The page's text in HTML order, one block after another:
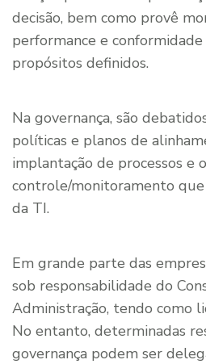
decisão, bem como provê
performance e conformidade
propósitos definidos.
Na governança, são
políticas e planos de
implantação de processos e
controle/monitoramento
da TI.
Em grande parte das
sob responsabilidade do
Administração, tendo como
No entanto, determinadas
governança podem ser